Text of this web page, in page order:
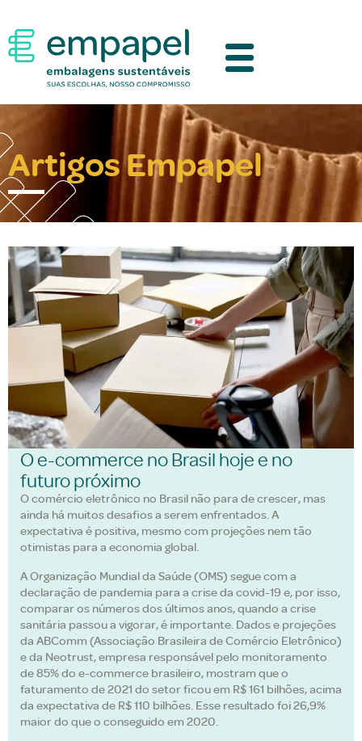
Artigos Empapel
O e-commerce no Brasil hoje e no
futuro próximo
O comércio eletrônico no Brasil não para de crescer, mas
ainda há muitos desafios a serem enfrentados. A
expectativa é positiva, mesmo com projeções nem tão
otimistas para a economia global.
A Organização Mundial da Saúde (OMS) segue com a
declaração de pandemia para a crise da covid-19 e, por isso,
comparar os números dos últimos anos, quando a crise
sanitária passou a vigorar, é importante. Dados e projeções
da ABComm (Associação Brasileira de Comércio Eletrônico)
e da Neotrust, empresa responsável pelo monitoramento
de 85% do e-commerce brasileiro, mostram que o
faturamento de 2021 do setor ficou em R$ 161 bilhões, acima
da expectativa de R$ 110 bilhões. Esse resultado foi 26,9%
maior do que o conseguido em 2020.